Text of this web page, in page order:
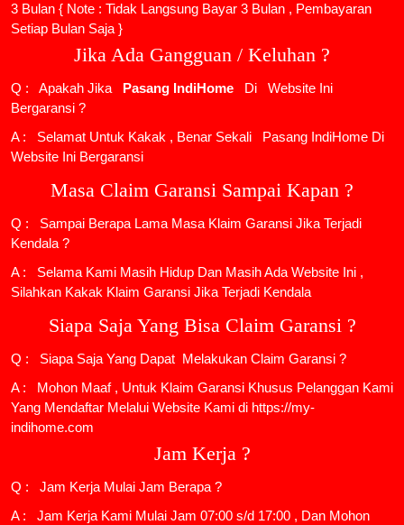
3 Bulan { Note : Tidak Langsung Bayar 3 Bulan , Pembayaran
Setiap Bulan Saja }
Jika Ada Gangguan / Keluhan ?
Q : Apakah Jika Pasang IndiHome Di
Website Ini
Bergaransi ?
A : Selamat Untuk Kakak , Benar Sekali
Pasang IndiHome Di
Website Ini Bergaransi
Masa Claim Garansi Sampai Kapan ?
Q : Sampai Berapa Lama Masa Klaim Garansi Jika Terjadi
Kendala ?
A : Selama Kami Masih Hidup Dan Masih Ada Website Ini ,
Silahkan Kakak Klaim Garansi Jika Terjadi Kendala
Siapa Saja Yang Bisa Claim Garansi ?
Q : Siapa Saja Yang Dapat Melakukan Claim Garansi ?
A : Mohon Maaf , Untuk Klaim Garansi Khusus Pelanggan Kami
Yang Mendaftar Melalui Website Kami di https://my-
indihome.com
Jam Kerja ?
Q : Jam Kerja Mulai Jam Berapa ?
A : Jam Kerja Kami Mulai Jam 07:00 s/d 17:00 , Dan Mohon